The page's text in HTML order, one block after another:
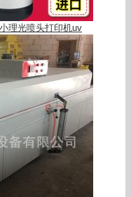
理光喷头打印机uv